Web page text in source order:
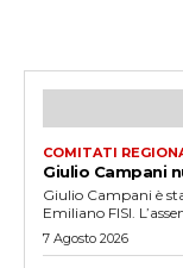
COMITATI
Giulio Campani
Giulio Campani è
Emiliano FISI.
7 Agosto 2026